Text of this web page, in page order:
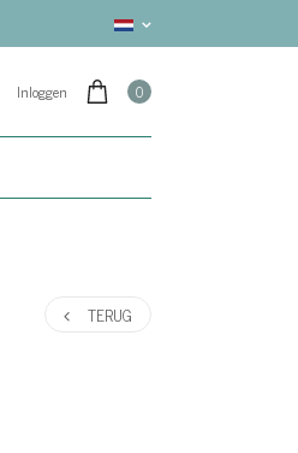
Inloggen 0
TERUG